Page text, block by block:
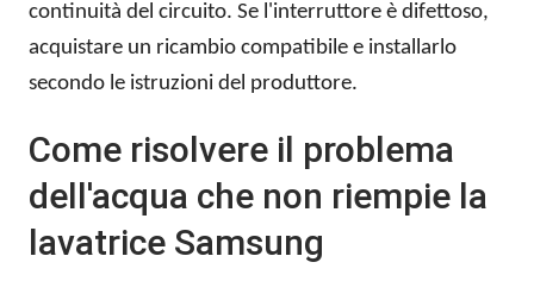
continuità del circuito. Se l'interruttore è difettoso,
acquistare un ricambio compatibile e installarlo
secondo le istruzioni del produttore.
Come risolvere il problema
dell'acqua che non riempie la
lavatrice Samsung